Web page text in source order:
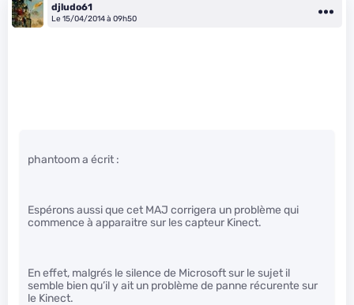
djludo61
Le 15/04/2014 à 09h50
phantoom a écrit :
Espérons aussi que cet MAJ corrigera un problème qui
commence à apparaitre sur les capteur Kinect.
En effet, malgrés le silence de Microsoft sur le sujet il
semble bien qu’il y ait un problème de panne récurente sur
le Kinect.